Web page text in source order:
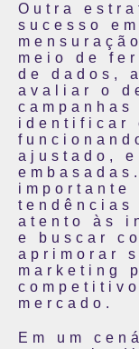
Outra
sucesso
meio de
de dados,
avaliar o
identificar
ajustado,
importante
tendências
atento às
e buscar
aprimorar
marketing
mercado.
Em um